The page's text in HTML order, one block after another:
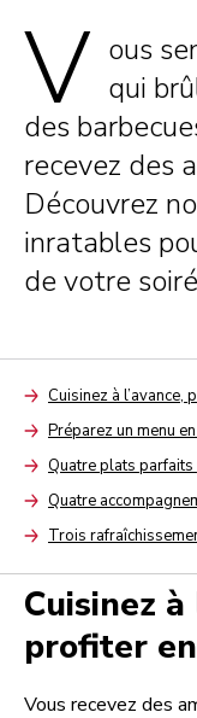
V ous
qui
des
recevez des
Découvrez
inratables
de votre
ArrowCuisinez à
ArrowPréparez un menu
ArrowQuatre plats
Arrow
Quatre
Arrow
Trois
Cuisinez à
profiter
Vous recevez des